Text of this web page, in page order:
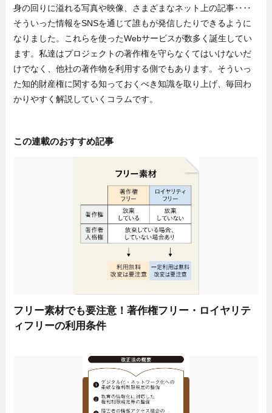
身の回りに溢れる写真や映像、さまざまなネット上の記事‥‥
そういった情報をSNSを通じて誰もが発信したりできるように
なりました。これらを使ったWebサービスが数多く誕生してい
ます。私達はプロジェクトの著作権を守らなくてはいけないだ
けでなく、他社の著作物を利用する側でもあります。そういっ
た知的財産権に関する知っておくべき知識を取り上げ、毎回わ
かりやすく解説していくコラムです。
この連載のおすすめ記事
フリー素材でも要注意！著作権フリー・ロイヤリテ
ィフリーの利用条件